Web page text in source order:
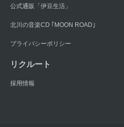
公式通販「伊豆生活」
北川の音楽CD ｢MOON ROAD｣
プライバシーポリシー
リクルート
採用情報